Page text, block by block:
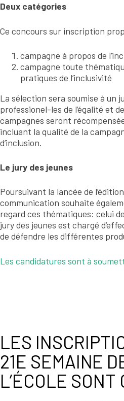
Deux catégories
Ce concours sur inscription
campagne à propos de
campagne toute
pratiques de l’inclusivité
La sélection sera soumise à un
professionel-les de l’égalité et
campagnes seront
incluant la qualité de la
d’inclusion.
Le jury des jeunes
Poursuivant la lancée de
communication souhaite
regard ces thématiques: celui
jury des jeunes est chargé
de défendre les différentes
Les candidatures sont à
LES
21E SEMAINE
L’ÉCOLE